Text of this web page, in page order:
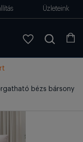
Üzleteink
bézs bársony